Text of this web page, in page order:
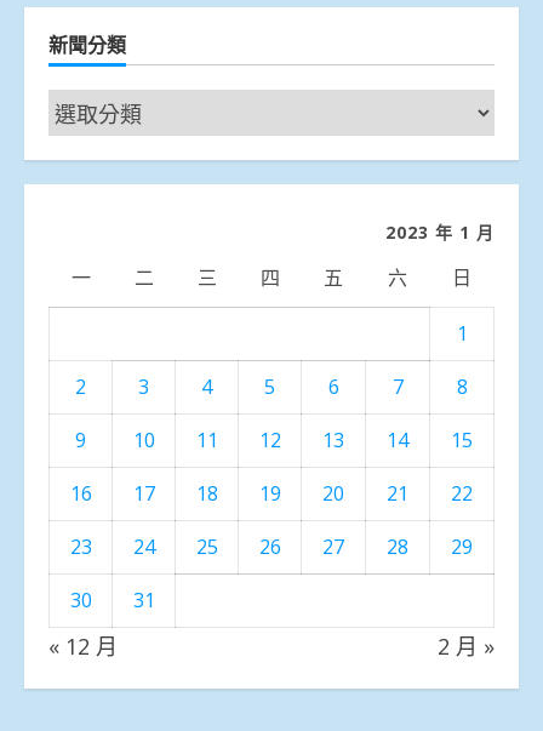
新聞分類
新
聞
分
2023 年 1 月
一 二 三 四 五 六 日
1
2
3 4 5 6 7
8
9
10 11 12 13 14
15
16
17 18 19 20 21
22
23
24 25 26 27 28
29
30
31
« 12 月 2 月 »